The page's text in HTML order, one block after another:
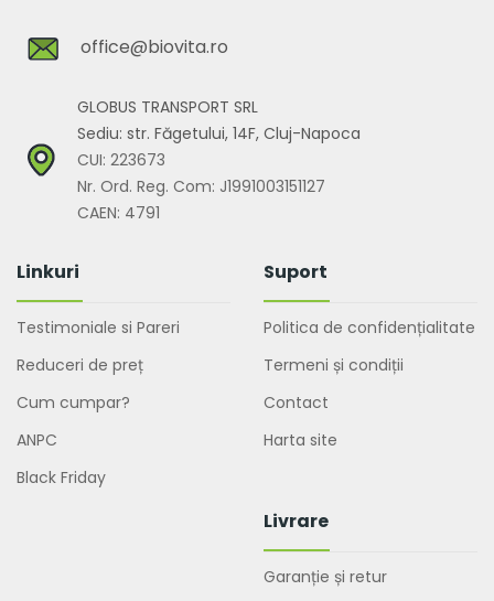
office@biovita.ro
GLOBUS TRANSPORT SRL
Sediu: str. Făgetului, 14F, Cluj-Napoca
CUI: 223673
Nr. Ord. Reg. Com: J1991003151127
CAEN: 4791
Linkuri
Testimoniale si Pareri
Reduceri de preț
Cum cumpar?
ANPC
Black Friday
Suport
Politica de confidențialitate
Termeni și condiții
Contact
Harta site
Livrare
Garanție și retur